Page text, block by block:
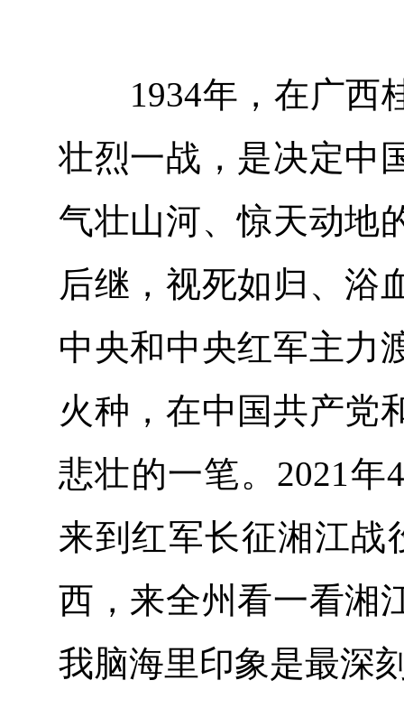
1934年，在广西桂
壮烈一战，是决定中
气壮山河、惊天动地
后继，视死如归、浴
中央和中央红军主力
火种，在中国共产党
悲壮的一笔。2021
来到红军长征湘江战
西，来全州看一看湘
我脑海里印象是最深